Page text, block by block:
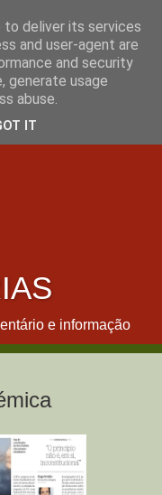
e informação
to deliver its services
and user-agent are
and security
generate usage
abuse.
IT